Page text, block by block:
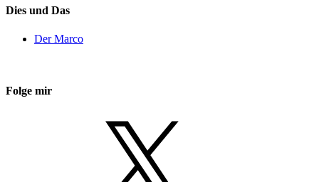
Dies und Das
Der Marco
Folge mir